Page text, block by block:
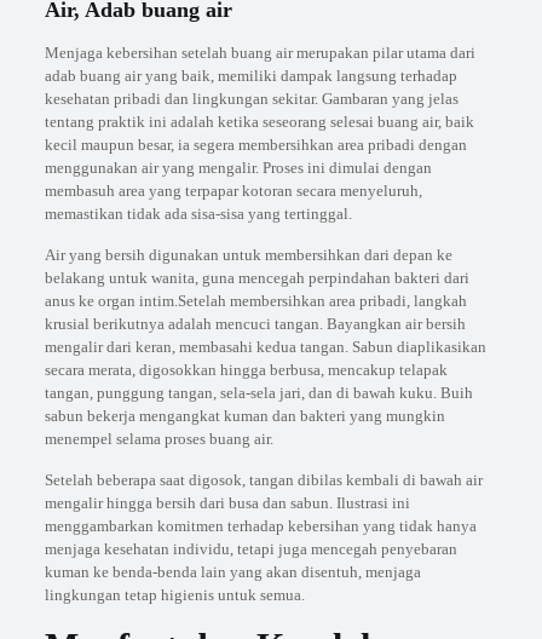
Air, Adab buang air
Menjaga kebersihan setelah buang air merupakan pilar utama dari
adab buang air yang baik, memiliki dampak langsung terhadap
kesehatan pribadi dan lingkungan sekitar. Gambaran yang jelas
tentang praktik ini adalah ketika seseorang selesai buang air, baik
kecil maupun besar, ia segera membersihkan area pribadi dengan
menggunakan air yang mengalir. Proses ini dimulai dengan
membasuh area yang terpapar kotoran secara menyeluruh,
memastikan tidak ada sisa-sisa yang tertinggal.
Air yang bersih digunakan untuk membersihkan dari depan ke
belakang untuk wanita, guna mencegah perpindahan bakteri dari
anus ke organ intim.Setelah membersihkan area pribadi, langkah
krusial berikutnya adalah mencuci tangan. Bayangkan air bersih
mengalir dari keran, membasahi kedua tangan. Sabun diaplikasikan
secara merata, digosokkan hingga berbusa, mencakup telapak
tangan, punggung tangan, sela-sela jari, dan di bawah kuku. Buih
sabun bekerja mengangkat kuman dan bakteri yang mungkin
menempel selama proses buang air.
Setelah beberapa saat digosok, tangan dibilas kembali di bawah air
mengalir hingga bersih dari busa dan sabun. Ilustrasi ini
menggambarkan komitmen terhadap kebersihan yang tidak hanya
menjaga kesehatan individu, tetapi juga mencegah penyebaran
kuman ke benda-benda lain yang akan disentuh, menjaga
lingkungan tetap higienis untuk semua.